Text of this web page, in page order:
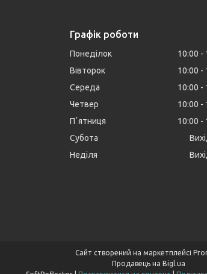
Графік роботи
Понеділок 10:00
Вівторок
10:00
Середа
10:00
Четвер
10:00
Пʼятниця
10:00
Субота
Неділя
Сайт створений на маркетплейсі
Продавець на Bigl.ua